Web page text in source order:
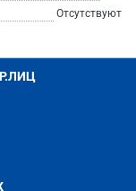
Отсутствуют